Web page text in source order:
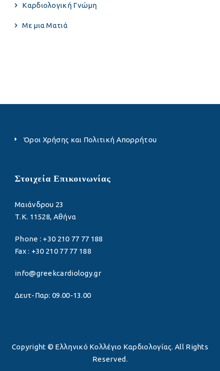
Καρδιολογική Γνώμη
Με μια Ματιά
Όροι Χρήσης και Πολιτική Απορρήτου
Στοιχεία Επικοινωνίας
Μαιάνδρου 23
Τ.Κ. 11528, Αθήνα
Phone : +30 210 77 77 188
Fax : +30 210 77 77 188
info@greekcardiology.gr
Δευτ-Παρ: 09.00-13.00
Copyright © Ελληνικό Κολλέγιο Καρδιολογίας. All Rights
Reserved.